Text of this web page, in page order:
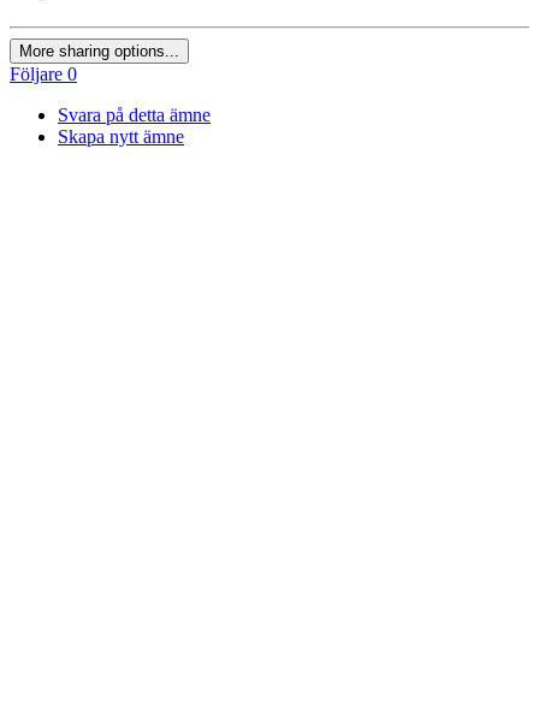
More sharing options...
Följare 0
Svara på detta ämne
Skapa nytt ämne